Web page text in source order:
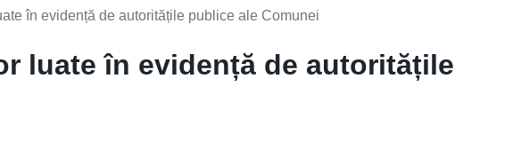
în evidență de autoritățile publice ale Comunei
luate în evidență de autoritățile